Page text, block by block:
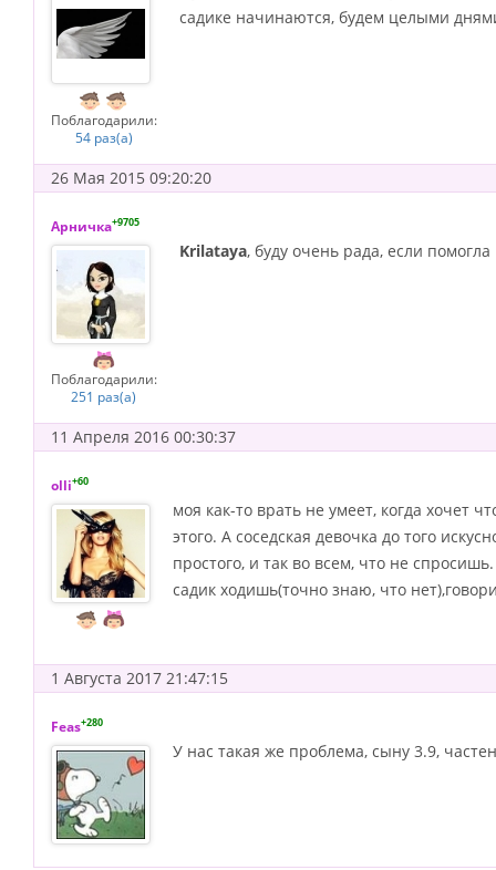
Поблагодарили:
54 раз(а)
садике начинаются, будем целыми
26 Мая 2015 09:20:20
Арничка+9705
Поблагодарили:
251 раз(а)
Krilataya, буду очень рада, если
11 Апреля 2016 00:30:37
olli+60
моя как-то врать не умеет, когда хочет
этого. А соседская девочка до того
простого, и так во всем, что не
садик ходишь(точно знаю, что
1 Августа 2017 21:47:15
Feas+280
У нас такая же проблема, сыну 3.9,